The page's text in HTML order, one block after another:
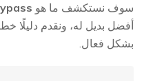
سوف نستكشف ما هو
أفضل بديل له، ونقدم دليلًا
بشكل فعال.